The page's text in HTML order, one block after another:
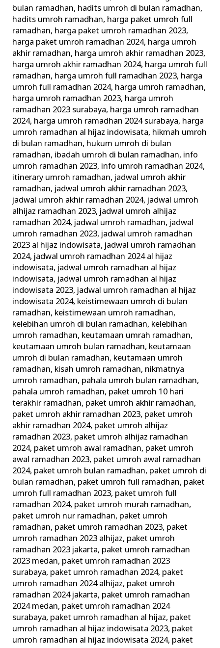
bulan ramadhan, hadits umroh di bulan ramadhan,
hadits umroh ramadhan, harga paket umroh full
ramadhan, harga paket umroh ramadhan 2023,
harga paket umroh ramadhan 2024, harga umroh
akhir ramadhan, harga umroh akhir ramadhan 2023,
harga umroh akhir ramadhan 2024, harga umroh full
ramadhan, harga umroh full ramadhan 2023, harga
umroh full ramadhan 2024, harga umroh ramadhan,
harga umroh ramadhan 2023, harga umroh
ramadhan 2023 surabaya, harga umroh ramadhan
2024, harga umroh ramadhan 2024 surabaya, harga
umroh ramadhan al hijaz indowisata, hikmah umroh
di bulan ramadhan, hukum umroh di bulan
ramadhan, ibadah umroh di bulan ramadhan, info
umroh ramadhan 2023, info umroh ramadhan 2024,
itinerary umroh ramadhan, jadwal umroh akhir
ramadhan, jadwal umroh akhir ramadhan 2023,
jadwal umroh akhir ramadhan 2024, jadwal umroh
alhijaz ramadhan 2023, jadwal umroh alhijaz
ramadhan 2024, jadwal umroh ramadhan, jadwal
umroh ramadhan 2023, jadwal umroh ramadhan
2023 al hijaz indowisata, jadwal umroh ramadhan
2024, jadwal umroh ramadhan 2024 al hijaz
indowisata, jadwal umroh ramadhan al hijaz
indowisata, jadwal umroh ramadhan al hijaz
indowisata 2023, jadwal umroh ramadhan al hijaz
indowisata 2024, keistimewaan umroh di bulan
ramadhan, keistimewaan umroh ramadhan,
kelebihan umroh di bulan ramadhan, kelebihan
umroh ramadhan, keutamaan umrah ramadhan,
keutamaan umroh bulan ramadhan, keutamaan
umroh di bulan ramadhan, keutamaan umroh
ramadhan, kisah umroh ramadhan, nikmatnya
umroh ramadhan, pahala umroh bulan ramadhan,
pahala umroh ramadhan, paket umroh 10 hari
terakhir ramadhan, paket umroh akhir ramadhan,
paket umroh akhir ramadhan 2023, paket umroh
akhir ramadhan 2024, paket umroh alhijaz
ramadhan 2023, paket umroh alhijaz ramadhan
2024, paket umroh awal ramadhan, paket umroh
awal ramadhan 2023, paket umroh awal ramadhan
2024, paket umroh bulan ramadhan, paket umroh di
bulan ramadhan, paket umroh full ramadhan, paket
umroh full ramadhan 2023, paket umroh full
ramadhan 2024, paket umroh murah ramadhan,
paket umroh nur ramadhan, paket umroh
ramadhan, paket umroh ramadhan 2023, paket
umroh ramadhan 2023 alhijaz, paket umroh
ramadhan 2023 jakarta, paket umroh ramadhan
2023 medan, paket umroh ramadhan 2023
surabaya, paket umroh ramadhan 2024, paket
umroh ramadhan 2024 alhijaz, paket umroh
ramadhan 2024 jakarta, paket umroh ramadhan
2024 medan, paket umroh ramadhan 2024
surabaya, paket umroh ramadhan al hijaz, paket
umroh ramadhan al hijaz indowisata 2023, paket
umroh ramadhan al hijaz indowisata 2024, paket